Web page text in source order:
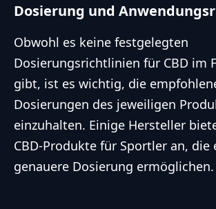
Dosierung und
Obwohl es keine festgelegten
Dosierungsrichtlinien für CBD im
gibt, ist es wichtig, die
Dosierungen des jeweiligen
einzuhalten. Einige Hersteller
CBD-Produkte für Sportler an, die
genauere Dosierung ermöglichen.